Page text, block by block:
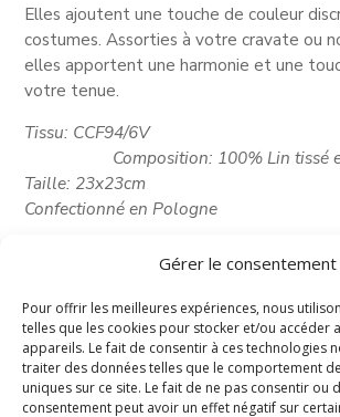
Gérer le consentement
Pour offrir les meilleures expériences, nous
telles que les cookies pour stocker et/ou accéder
appareils. Le fait de consentir à ces technologies
traiter des données telles que le comportement
uniques sur ce site. Le fait de ne pas consentir ou
consentement peut avoir un effet négatif sur
Elles ajoutent une touche de couleur
costumes. Assorties à votre cravate ou
elles apportent une harmonie et une
votre tenue.
Tissu:
Composition: 100% Lin tissé
Taille: 23x23cm
Confectionné en Pologne
© Titien 2025